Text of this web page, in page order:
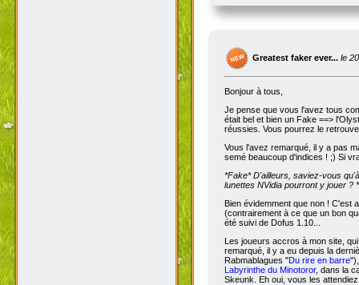
Greatest faker ever... le
Bonjour à tous,
Je pense que vous l'avez tous
était bel et bien un Fake ==>
réussies. Vous pourrez le
Vous l'avez remarqué, il y a pas
semé beaucoup d'indices ! ;) Si
*Fake*D'ailleurs, saviez-vous
lunettes NVidia pourront y jouer ?
Bien évidemment que non ! C'est
(contrairement à ce que un bon
été suivi de Dofus 1.10...
Les joueurs accros à mon site,
remarqué, il y a eu depuis la
Rabmablagues "Du rire en barre
Labyrinthe du Minotoror, dans la
Skeunk. Eh oui, vous les